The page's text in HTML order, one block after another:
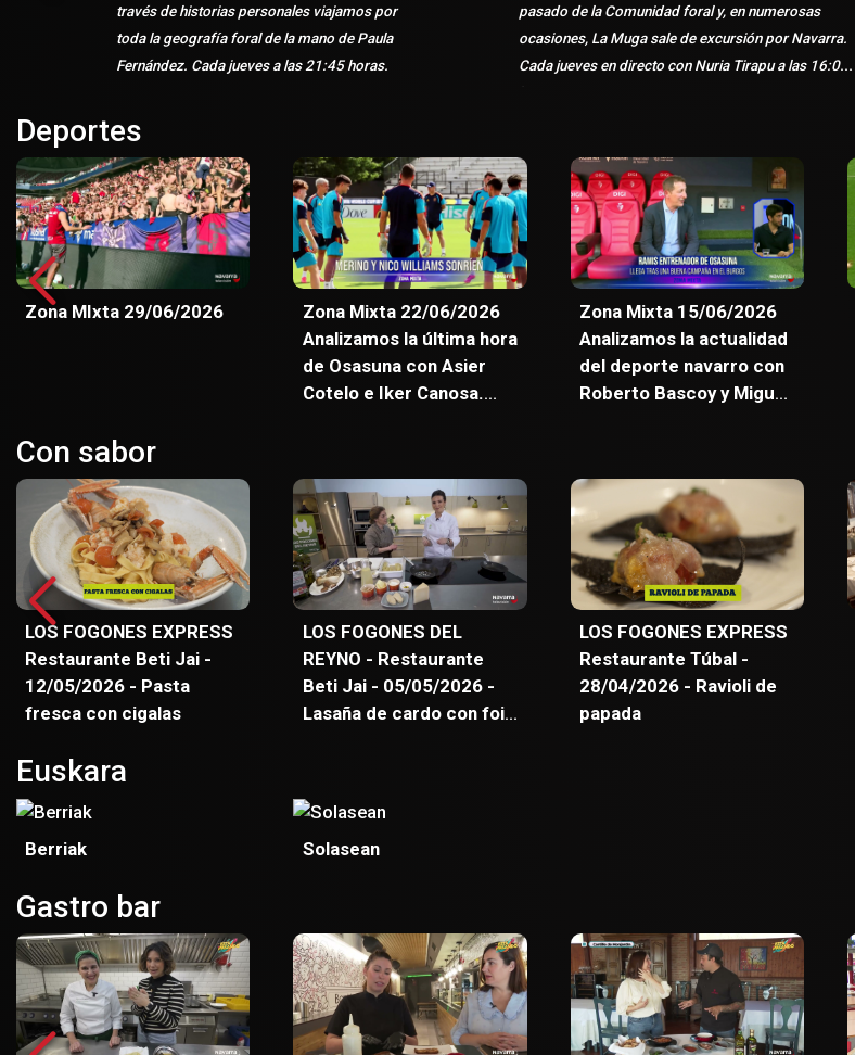
través de historias personales viajamos por
toda la geografía foral de la mano de Paula
Fernández. Cada jueves a las 21:45 horas.
pasado de la Comunidad foral y, en numerosas
ocasiones, La Muga sale de excursión por Navarra.
Cada jueves en directo con Nuria Tirapu a las 16:00
Deportes
Zona MIxta 29/06/2026
Zona Mixta 22/06/2026
Analizamos la última hora
de Osasuna con Asier
Cotelo e Iker Canosa.
Aguirre. Remonte con
Jaime Aguirre.
Zona Mixta 15/06/2026
Analizamos la actualidad
del deporte navarro con
Roberto Bascoy y Miguel
integrantes del
Waterpolo Iruña 98 02
que busca la
permanencia.
Con sabor
LOS FOGONES EXPRESS
Restaurante Beti Jai -
12/05/2026 - Pasta
fresca con cigalas
LOS FOGONES DEL
REYNO - Restaurante
Beti Jai - 05/05/2026 -
Lasaña de cardo con foie
LOS FOGONES EXPRESS
Restaurante Túbal -
28/04/2026 - Ravioli de
papada
Euskara
Berriak Solasean
Gastro bar